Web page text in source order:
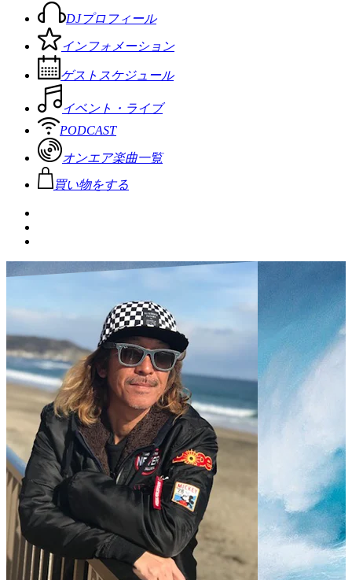
DJプロフィール
インフォメーション
ゲストスケジュール
イベント・ライブ
PODCAST
オンエア楽曲一覧
買い物をする